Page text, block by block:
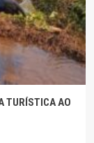
TURÍSTICA AO